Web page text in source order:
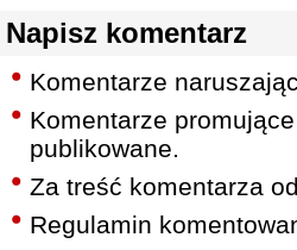
Napisz komentarz
Komentarze
Komentarze
publikowane.
Za treść komentarza
Regulamin